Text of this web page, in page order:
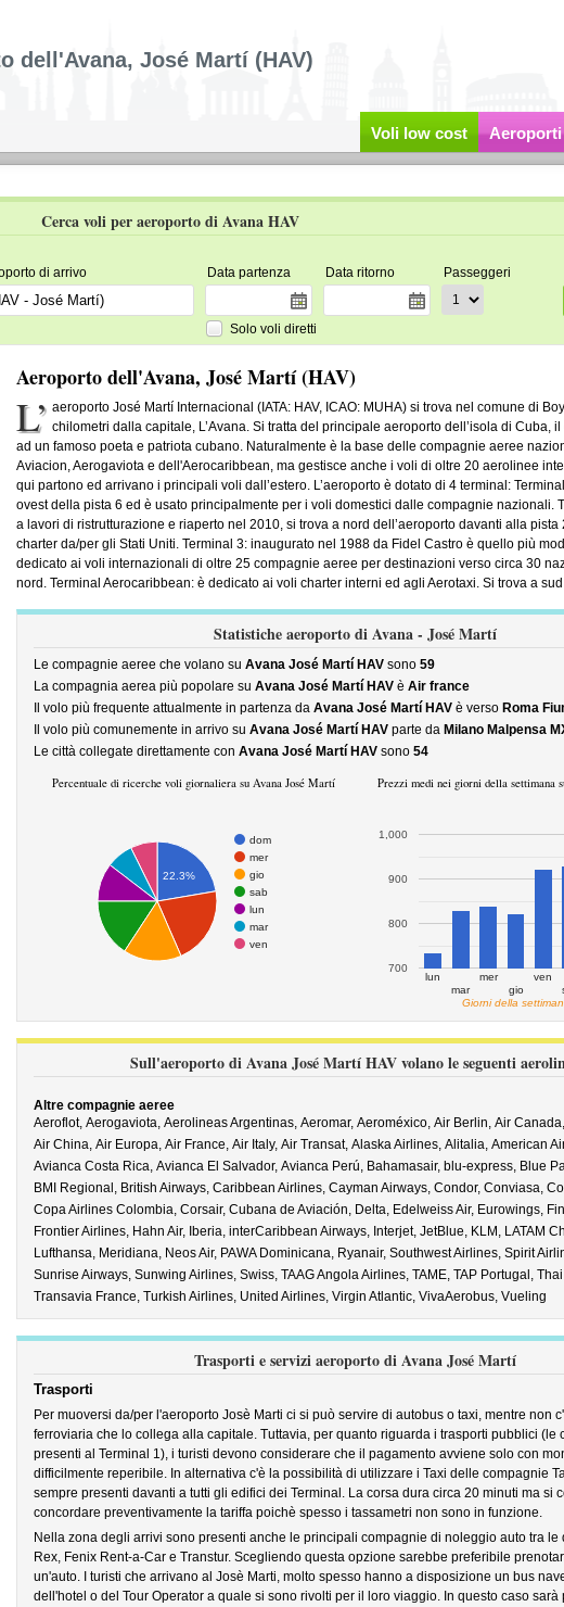
dell'Avana, José Martí (HAV)
Voli low cost Aeroporti
Cerca voli per aeroporto di Avana HAV
di arrivo Data partenza Data ritorno Passeggeri
Solo voli diretti
Aeroporto dell'Avana, José Martí (HAV)
L’ aeroporto José Martí Internacional (IATA: HAV, ICAO: MUHA) si trova nel comune di
chilometri dalla capitale, L’Avana. Si tratta del principale aeroporto dell’isola di Cuba,
ad un famoso poeta e patriota cubano. Naturalmente è la base delle compagnie aeree
Aviacion, Aerogaviota e dell'Aerocaribbean, ma gestisce anche i voli di oltre 20 aerolinee
qui partono ed arrivano i principali voli dall’estero. L’aeroporto è dotato di 4 terminal:
ovest della pista 6 ed è usato principalmente per i voli domestici dalle compagnie nazionali.
a lavori di ristrutturazione e riaperto nel 2010, si trova a nord dell’aeroporto davanti alla pista
charter da/per gli Stati Uniti. Terminal 3: inaugurato nel 1988 da Fidel Castro è quello più
dedicato ai voli internazionali di oltre 25 compagnie aeree per destinazioni verso circa 30
nord. Terminal Aerocaribbean: è dedicato ai voli charter interni ed agli Aerotaxi. Si trova a
Statistiche aeroporto di Avana - José Martí
Le compagnie aeree che volano su Avana José Martí HAVsono 59
La compagnia aerea più popolare su Avana José Martí HAVè Air france
Il volo più frequente attualmente in partenza da Avana José Martí HAVè verso Roma
Il volo più comunemente in arrivo su Avana José Martí HAVparte da Milano Malpensa
Le città collegate direttamente con Avana José Martí HAVsono 54
Percentuale di ricerche voli giornaliera su Avana José Martí
dom
mer
gio
sab
lun
mar
ven
22.3%
Prezzi medi nei giorni della settimana
lun
mar
mer
gio
ven
700
800
900
1,000
Giorni della
Sull'aeroporto di Avana José Martí HAV volano le seguenti
Altre compagnie aeree
Aeroflot, Aerogaviota, Aerolineas Argentinas, Aeromar, Aeroméxico, Air Berlin, Air Canada,
Air China, Air Europa, Air France, Air Italy, Air Transat, Alaska Airlines, Alitalia, American
Avianca Costa Rica, Avianca El Salvador, Avianca Perú, Bahamasair, blu-express, Blue
BMI Regional, British Airways, Caribbean Airlines, Cayman Airways, Condor, Conviasa,
Copa Airlines Colombia, Corsair, Cubana de Aviación, Delta, Edelweiss Air, Eurowings,
Frontier Airlines, Hahn Air, Iberia, interCaribbean Airways, Interjet, JetBlue, KLM, LATAM
Lufthansa, Meridiana, Neos Air, PAWA Dominicana, Ryanair, Southwest Airlines, Spirit
Sunrise Airways, Sunwing Airlines, Swiss, TAAG Angola Airlines, TAME, TAP Portugal,
Transavia France, Turkish Airlines, United Airlines, Virgin Atlantic, VivaAerobus, Vueling
Trasporti e servizi aeroporto di Avana José Martí
Trasporti
Per muoversi da/per l'aeroporto Josè Marti ci si può servire di autobus o taxi, mentre non
ferroviaria che lo collega alla capitale. Tuttavia, per quanto riguarda i trasporti pubblici (le
presenti al Terminal 1), i turisti devono considerare che il pagamento avviene solo con
difficilmente reperibile. In alternativa c'è la possibilità di utilizzare i Taxi delle compagnie
sempre presenti davanti a tutti gli edifici dei Terminal. La corsa dura circa 20 minuti ma si
concordare preventivamente la tariffa poichè spesso i tassametri non sono in funzione.
Nella zona degli arrivi sono presenti anche le principali compagnie di noleggio auto tra le
Rex, Fenix Rent-a-Car e Transtur. Scegliendo questa opzione sarebbe preferibile
un'auto. I turisti che arrivano al Josè Marti, molto spesso hanno a disposizione un bus
dell'hotel o del Tour Operator a quale si sono rivolti per il loro viaggio. In questo caso sarà